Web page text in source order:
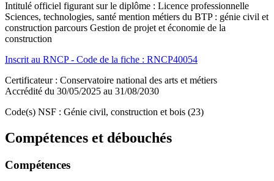
Intitulé officiel figurant sur le diplôme : Licence professionnelle
Sciences, technologies, santé mention métiers du BTP : génie civil et
construction parcours Gestion de projet et économie de la
construction
Inscrit au RNCP - Code de la fiche : RNCP40054
Certificateur : Conservatoire national des arts et métiers
Accrédité du 30/05/2025 au 31/08/2030
Code(s) NSF : Génie civil, construction et bois (23)
Compétences et débouchés
Compétences